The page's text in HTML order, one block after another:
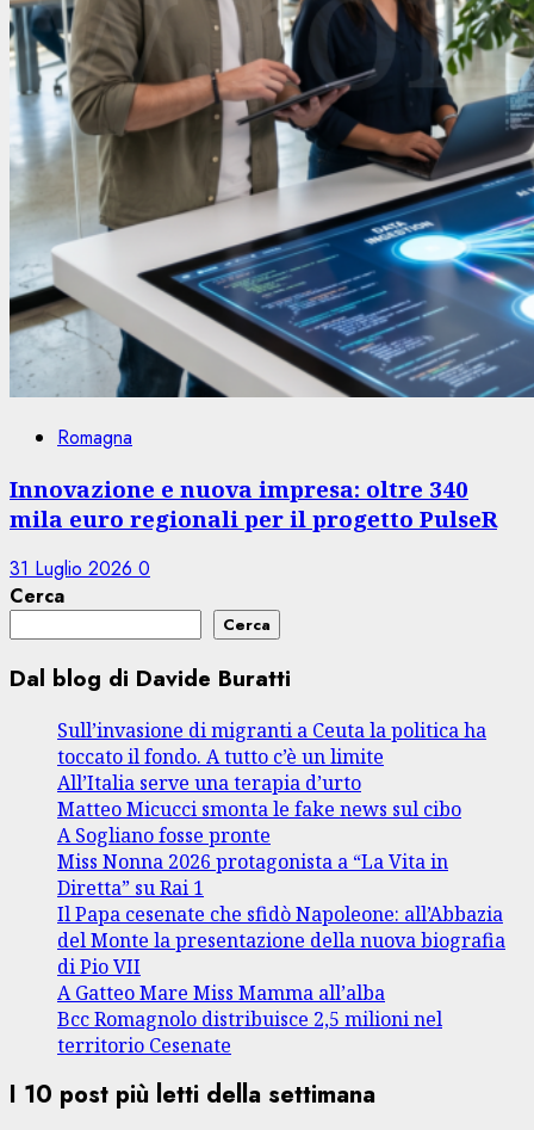
Romagna
Innovazione e nuova impresa: oltre 340
mila euro regionali per il progetto PulseR
31 Luglio 2026 0
Cerca
Cerca
Dal blog di Davide Buratti
Sull’invasione di migranti a Ceuta la politica ha
toccato il fondo. A tutto c’è un limite
All’Italia serve una terapia d’urto
Matteo Micucci smonta le fake news sul cibo
A Sogliano fosse pronte
Miss Nonna 2026 protagonista a “La Vita in
Diretta” su Rai 1
Il Papa cesenate che sfidò Napoleone: all’Abbazia
del Monte la presentazione della nuova biografia
di Pio VII
A Gatteo Mare Miss Mamma all’alba
Bcc Romagnolo distribuisce 2,5 milioni nel
territorio Cesenate
I 10 post più letti della settimana